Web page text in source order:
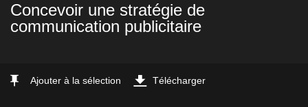
Concevoir une stratégie de
communication publicitaire
Ajouter à la sélection Télécharger